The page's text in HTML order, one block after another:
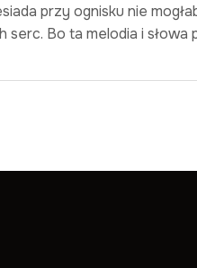
przy ognisku nie
Bo ta melodia i słowa